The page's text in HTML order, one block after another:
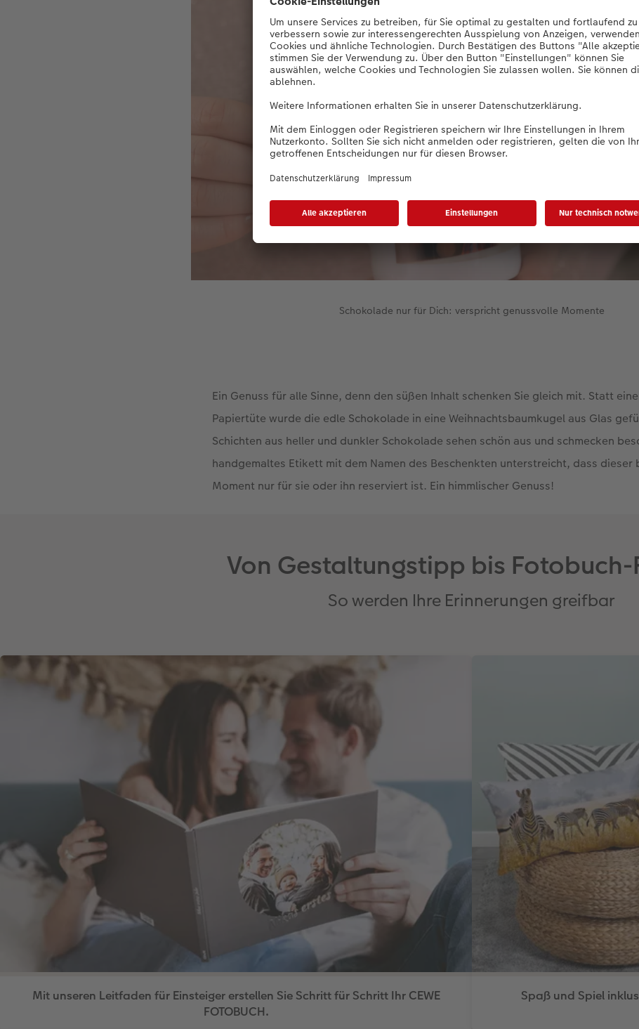
Schokolade nur für Dich: verspricht genussvolle Momente
Ein Genuss für alle Sinne, denn den süßen Inhalt schenken Sie gleich mit. Statt
Papiertüte wurde die edle Schokolade in eine Weihnachtsbaumkugel aus Glas
Schichten aus heller und dunkler Schokolade sehen schön aus und schmecken
handgemaltes Etikett mit dem Namen des Beschenkten unterstreicht, dass dieser
Moment nur für sie oder ihn reserviert ist. Ein himmlischer Genuss!
Von Gestaltungstipp bis
So werden Ihre Erinnerungen greifbar
Mit unseren Leitfaden für Einsteiger erstellen Sie Schritt für Schritt Ihr CEWE
FOTOBUCH.
Spaß und Spiel